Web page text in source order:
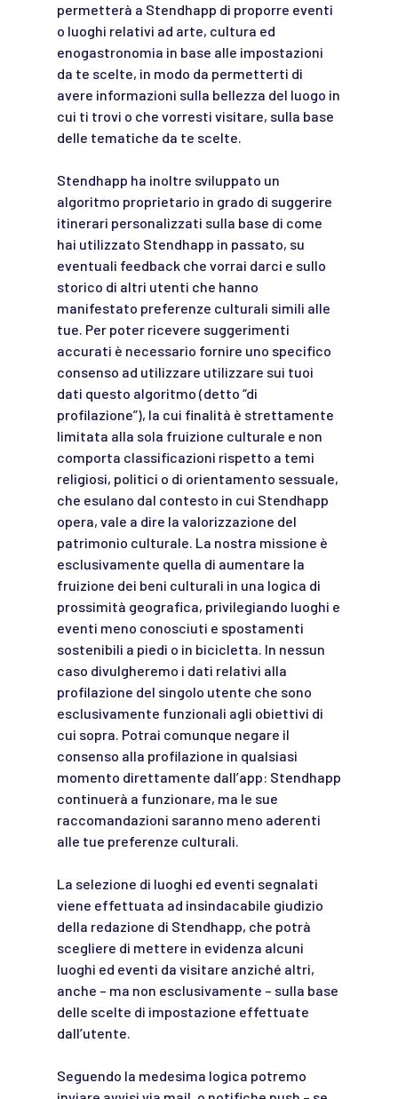
permetterà a Stendhapp di proporre eventi
o luoghi relativi ad arte, cultura ed
enogastronomia in base alle impostazioni
da te scelte, in modo da permetterti di
avere informazioni sulla bellezza del luogo in
cui ti trovi o che vorresti visitare, sulla base
delle tematiche da te scelte.
Stendhapp ha inoltre sviluppato un
algoritmo proprietario in grado di suggerire
itinerari personalizzati sulla base di come
hai utilizzato Stendhapp in passato, su
eventuali feedback che vorrai darci e sullo
storico di altri utenti che hanno
manifestato preferenze culturali simili alle
tue. Per poter ricevere suggerimenti
accurati è necessario fornire uno specifico
consenso ad utilizzare utilizzare sui tuoi
dati questo algoritmo (detto “di
profilazione”), la cui finalità è strettamente
limitata alla sola fruizione culturale e non
comporta classificazioni rispetto a temi
religiosi, politici o di orientamento sessuale,
che esulano dal contesto in cui Stendhapp
opera, vale a dire la valorizzazione del
patrimonio culturale. La nostra missione è
esclusivamente quella di aumentare la
fruizione dei beni culturali in una logica di
prossimità geografica, privilegiando luoghi e
eventi meno conosciuti e spostamenti
sostenibili a piedi o in bicicletta. In nessun
caso divulgheremo i dati relativi alla
profilazione del singolo utente che sono
esclusivamente funzionali agli obiettivi di
cui sopra. Potrai comunque negare il
consenso alla profilazione in qualsiasi
momento direttamente dall’app: Stendhapp
continuerà a funzionare, ma le sue
raccomandazioni saranno meno aderenti
alle tue preferenze culturali.
La selezione di luoghi ed eventi segnalati
viene effettuata ad insindacabile giudizio
della redazione di Stendhapp, che potrà
scegliere di mettere in evidenza alcuni
luoghi ed eventi da visitare anziché altri,
anche – ma non esclusivamente – sulla base
delle scelte di impostazione effettuate
dall’utente.
Seguendo la medesima logica potremo